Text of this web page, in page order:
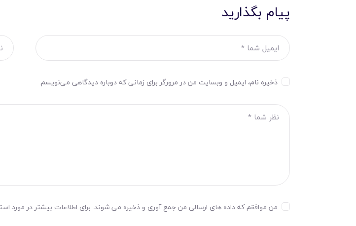
پیام بگذارید
ذخیره نام، ایمیل و وبسایت من در مرورگر برای زمانی که دوباره دیدگاهی می‌نویسم.
من موافقم که داده های ارسالی من جمع آوری و ذخیره می شوند. برای اطلاعات بیشتر در مورد